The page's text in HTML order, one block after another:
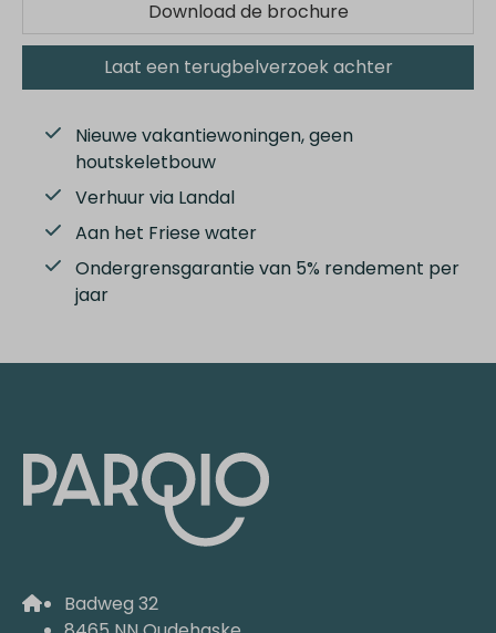
Download de brochure
Laat een terugbelverzoek achter
Nieuwe vakantiewoningen, geen
houtskeletbouw
Verhuur via Landal
Aan het Friese water
Ondergrensgarantie van 5% rendement per
jaar
Badweg 32